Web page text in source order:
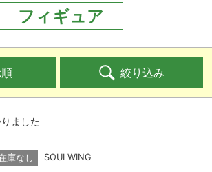
フィギュア
絞り込み
ました
庫なし SOULWING